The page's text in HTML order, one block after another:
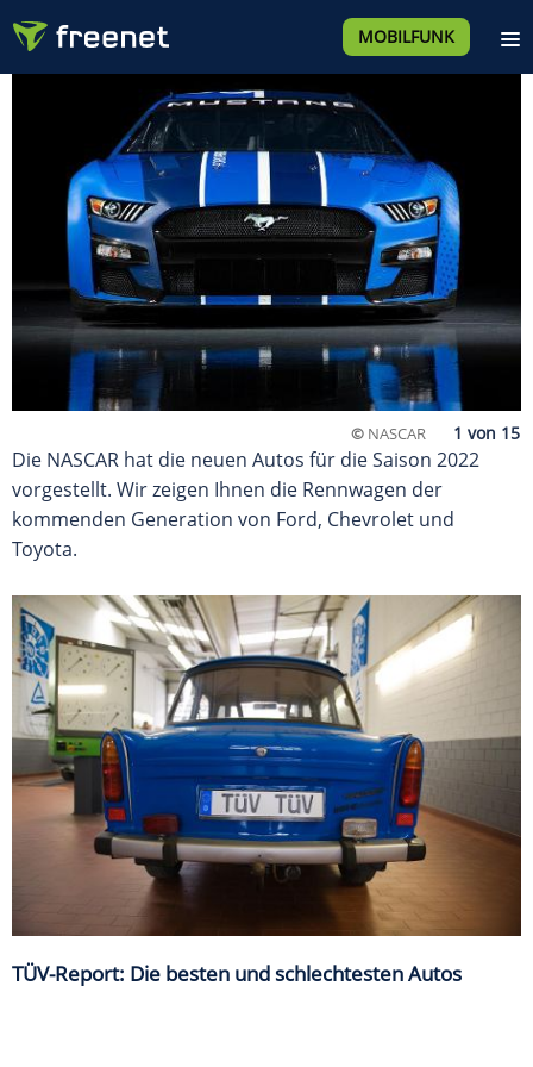
MOBILFUNK
© NASCAR
Die NASCAR hat die neuen Autos für die Saison 2022
vorgestellt. Wir zeigen Ihnen die Rennwagen der
kommenden Generation von Ford, Chevrolet und
Toyota.
TÜV-Report: Die besten und schlechtesten Autos